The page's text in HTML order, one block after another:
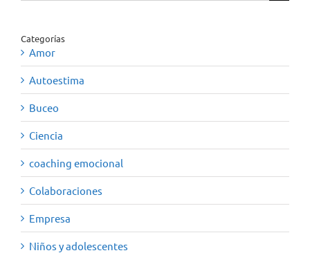
Categorías
Amor
Autoestima
Buceo
Ciencia
coaching emocional
Colaboraciones
Empresa
Niños y adolescentes